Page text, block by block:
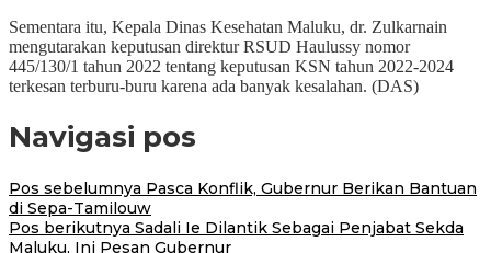
Sementara itu, Kepala Dinas Kesehatan Maluku, dr. Zulkarnain
mengutarakan keputusan direktur RSUD Haulussy nomor
445/130/1 tahun 2022 tentang keputusan KSN tahun 2022-2024
terkesan terburu-buru karena ada banyak kesalahan. (DAS)
Navigasi pos
Pos sebelumnya Pasca Konflik, Gubernur Berikan Bantuan
di Sepa-Tamilouw
Pos berikutnya Sadali Ie Dilantik Sebagai Penjabat Sekda
Maluku, Ini Pesan Gubernur